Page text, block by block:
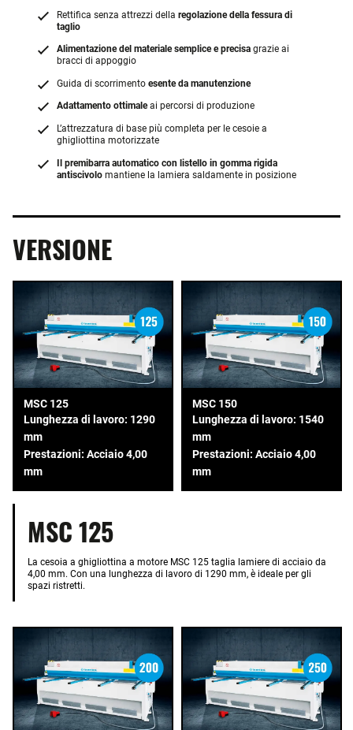
Rettifica senza attrezzi della regolazione della fessura di
taglio
Alimentazione del materiale semplice e precisa grazie ai
bracci di appoggio
Guida di scorrimento esente da manutenzione
Adattamento ottimaleai percorsi di produzione
L’attrezzatura di base più completa per le cesoie a
ghigliottina motorizzate
Il premibarra automatico con listello in gomma rigida
antiscivolo mantiene la lamiera saldamente in posizione
VERSIONE
MSC 125
Lunghezza di lavoro: 1290
mm
Prestazioni: Acciaio 4,00
mm
MSC 150
Lunghezza di lavoro: 1540
mm
Prestazioni: Acciaio 4,00
mm
MSC 125
La cesoia a ghigliottina a motore MSC 125 taglia lamiere di acciaio da
4,00 mm. Con una lunghezza di lavoro di 1290 mm, è ideale per gli
spazi ristretti.